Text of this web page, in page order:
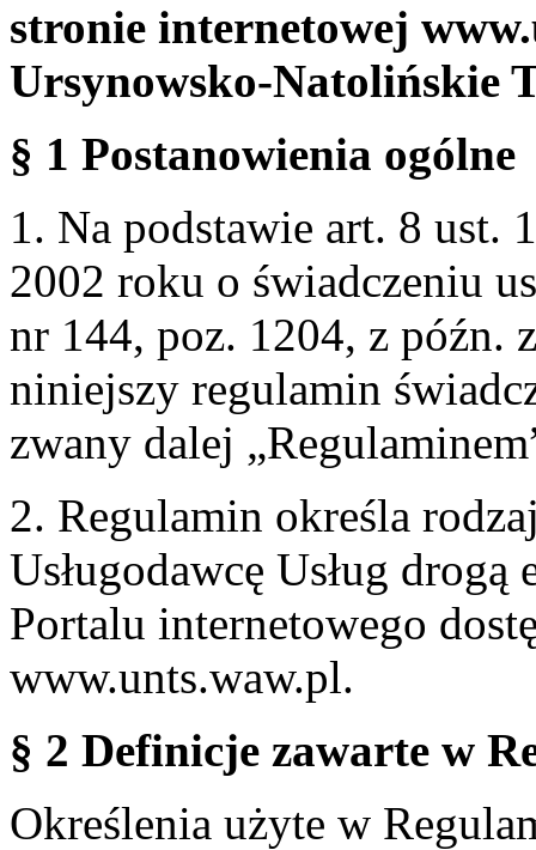
stronie internetowej
Ursynowsko-Natolińskie
§ 1 Postanowienia ogólne
1. Na podstawie art. 8 ust.
2002 roku o świadczeniu
nr 144, poz. 1204, z późn.
niniejszy regulamin
zwany dalej
2. Regulamin określa
Usługodawcę Usług
Portalu internetowego
www.unts.waw.pl.
§ 2 Definicje zawarte w
Określenia użyte w